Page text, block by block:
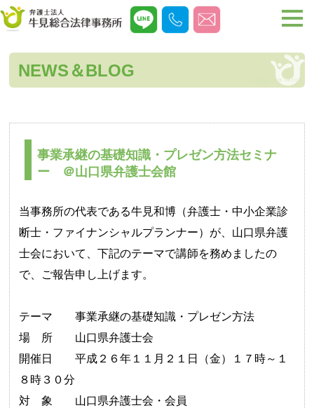
NEWS＆BLOG
事業承継の基礎知識・プレゼン方法セミナ
ー ＠山口県弁護士会館
当事務所の代表である牛見和博（弁護士・中小企業診
断士・ファイナンシャルプランナー）が、山口県弁護
士会において、下記のテーマで講師を務めましたの
で、ご報告申し上げます。
テーマ 事業承継の基礎知識・プレゼン方法
場 所 山口県弁護士会
開催日 平成２６年１１月２１日（金）１７時～１
８時３０分
対 象 山口県弁護士会・会員